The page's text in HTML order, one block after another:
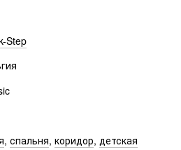
Step
, спальня, коридор, детская